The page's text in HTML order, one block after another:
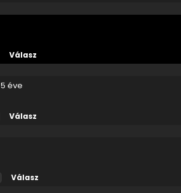
Válasz
5 éve
Válasz
Válasz